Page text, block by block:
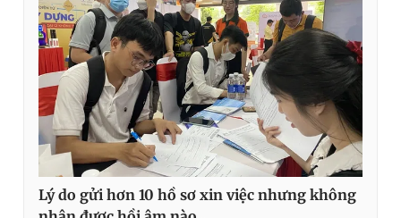
Lý do gửi hơn 10 hồ sơ xin việc nhưng không